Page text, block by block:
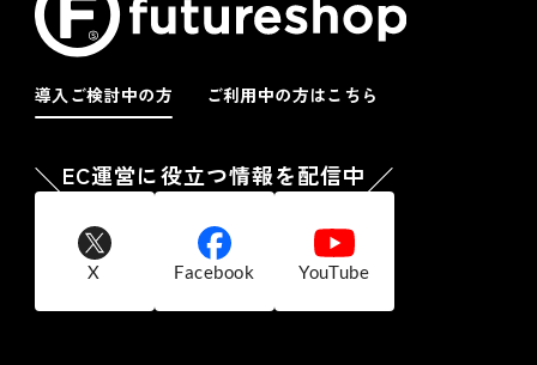
導入ご検討中の方 ご利用中の方はこちら
EC運営に役立つ情報を配信中
X Facebook YouTube